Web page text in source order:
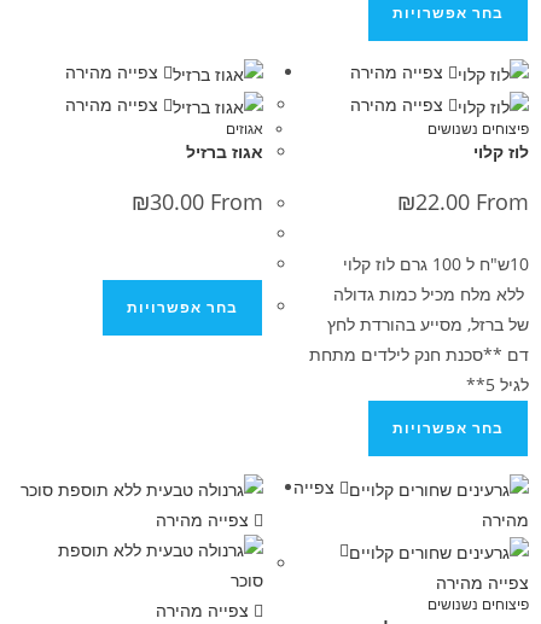
צפייה מהירה
צפייה מהירה
₪
10ש"ח ל 100 גרם לוז קלוי
כמות גדולה
בהורדת לחץ
חנק לילדים מתחת
צפייה מהירה
צפייה מהירה
אגוז ברזיל
₪30.00
בחר אפשרויות
צפייה
צפייה מהירה
צפייה מהירה